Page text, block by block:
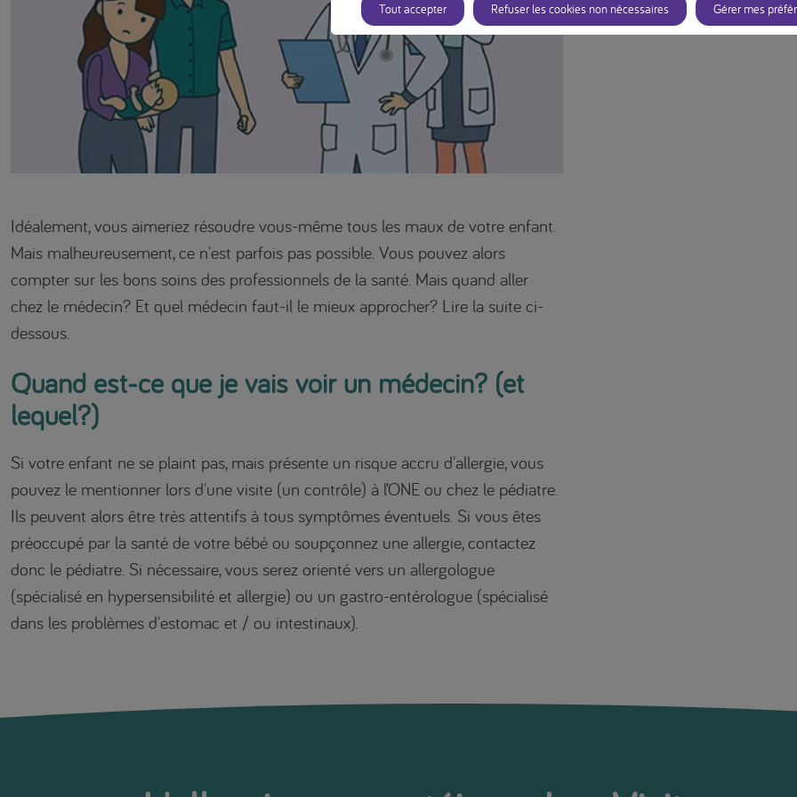
Idéalement, vous aimeriez résoudre vous-même tous les maux de votre enfant.
Mais malheureusement, ce n'est parfois pas possible. Vous pouvez alors
compter sur les bons soins des professionnels de la santé. Mais quand aller
chez le médecin? Et quel médecin faut-il le mieux approcher? Lire la suite ci-
dessous.
Quand est-ce que je vais voir un médecin? (et
lequel?)
Si votre enfant ne se plaint pas, mais présente un risque accru d'allergie, vous
pouvez le mentionner lors d'une visite (un contrôle) à l’ONE ou chez le pédiatre.
Ils peuvent alors être très attentifs à tous symptômes éventuels. Si vous êtes
préoccupé par la santé de votre bébé ou soupçonnez une allergie, contactez
donc le pédiatre. Si nécessaire, vous serez orienté vers un allergologue
(spécialisé en hypersensibilité et allergie) ou un gastro-entérologue (spécialisé
dans les problèmes d'estomac et / ou intestinaux).
Tout accepter Refuser les cookies non nécessaires Gérer mes